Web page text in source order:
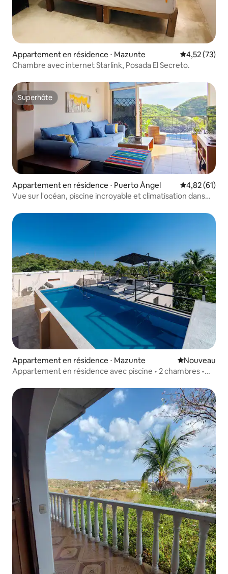
Appartement en résidence ⋅ Mazunte Évaluation
4,52 (73)
Chambre avec internet Starlink, Posada El Secreto.
Superhôte
Superhôte
Appartement en résidence ⋅ Puerto Ángel Évaluation
4,82 (61)
Vue sur l'océan, piscine incroyable et climatisation dans
Appartement en résidence ⋅ Mazunte Nouvel
Nouveau
Appartement en résidence avec piscine • 2 chambres •